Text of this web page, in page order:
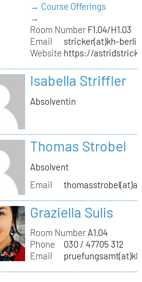
→ Course Offerings
→
Room NumberF1.04/H1.03
Email
stricker(at)kh-
Website https://
Isabella Striffler
Absolventin
Thomas Strobel
Absolvent
Email
Graziella Sulis
Room NumberA1.04
Phone
030 / 47705 312
Email